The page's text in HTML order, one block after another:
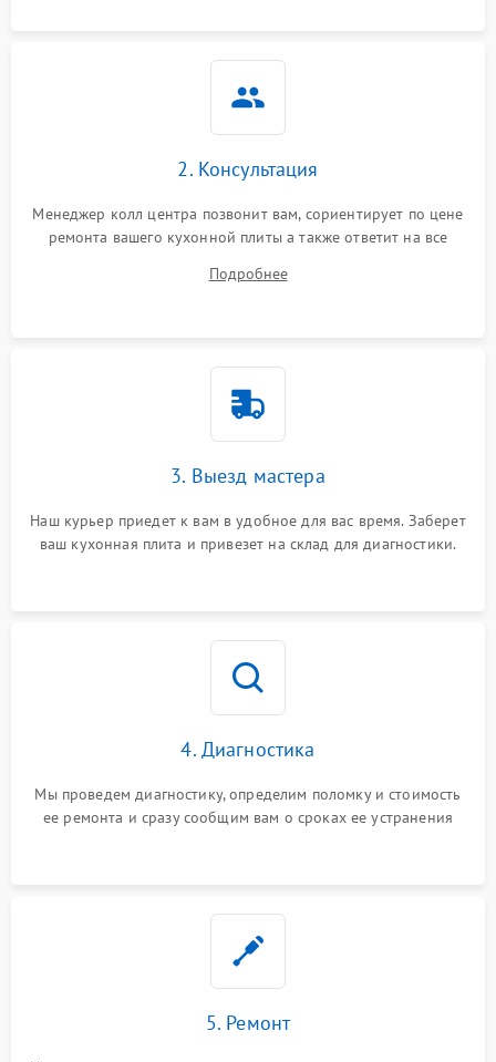
2. Консультация
Менеджер колл центра позвонит вам, сориентирует по цене
ремонта вашего кухонной плиты а также ответит на все
Подробнее
3. Выезд мастера
Наш курьер приедет к вам в удобное для вас время. Заберет
ваш кухонная плита и привезет на склад для диагностики.
4. Диагностика
Мы проведем диагностику, определим поломку и стоимость
ее ремонта и сразу сообщим вам о сроках ее устранения
5. Ремонт